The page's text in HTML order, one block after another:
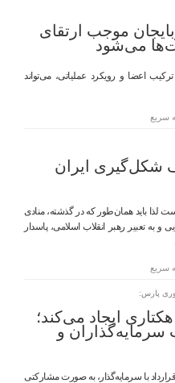
موجب ارتقای
می‌شود
اعضا و رویکرد عملیاتی، می‌تواند
سریع
شکل‌گیری ایران
لذا باید همان‌طور که در گذشته، منادی
و به تعبیر رهبر انقلاب اسلامی، پاسدار
سریع
پارس:
زپارس هاب فناوری ۵۰ هکتاری ایجاد می‌کند؛
سرمایه‌گذاران و
با سرمایه‌گذار، به صورت مشارکتی